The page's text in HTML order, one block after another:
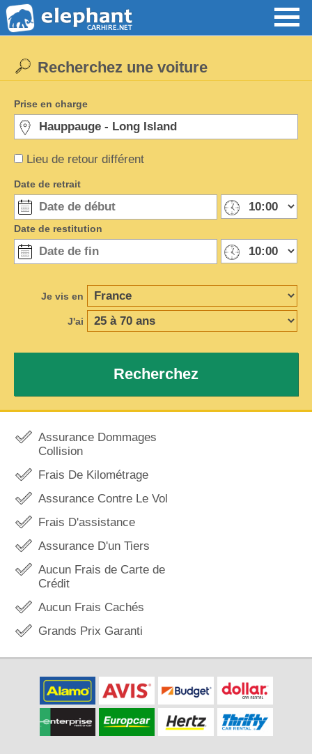
Lieu de retour différent
Recherchez une voiture
Prise en charge
Date de retrait
Date de restitution
Je vis en
J'ai
Recherchez
Assurance Dommages
Collision
Frais De Kilométrage
Assurance Contre Le Vol
Frais D'assistance
Assurance D'un Tiers
Aucun Frais de Carte de
Crédit
Aucun Frais Cachés
Grands Prix Garanti